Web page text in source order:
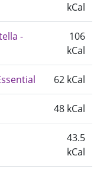
kCal
-
106
kCal
62 kCal
48 kCal
43.5
kCal